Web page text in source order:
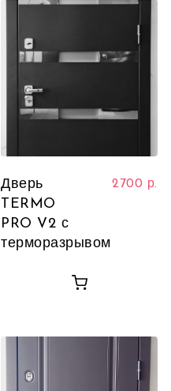
Дверь
TERMO
PRO V2 с
терморазрывом
2700 р.